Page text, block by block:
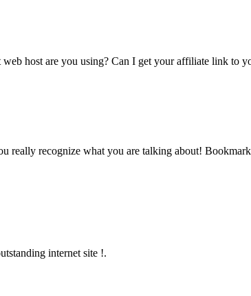
host are you using? Can I get your affiliate link to
really recognize what you are talking about!
internet site !.